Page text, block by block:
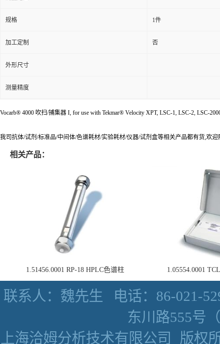
规格 1件
加工定制 否
外形尺寸
测量精度
Vocarb® 4000 吹扫/捕集器 I, for use with Tekmar® Velocity XPT, LSC-1, LSC-2, LSC-
我司抗体/试剂/标准品/中间体/色谱耗材/实验耗材/仪器/试剂盒等相关产品都有货,欢
相关产品：
1.51456.0001 RP-18 HPLC色谱柱 1.05554.0001
联系人：魏先生
电话：86-021-
东川路555号
上海洽姆分析技术有限公司
版权